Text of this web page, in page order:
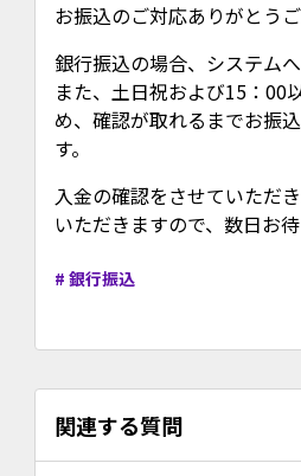
お振込のご対応ありがとうご
銀行振込の場合、システム
また、土日祝および15：00
め、確認が取れるまでお振
す。
入金の確認をさせていただ
いただきますので、数日お
# 銀行振込
関連する質問